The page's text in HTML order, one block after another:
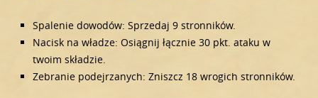
Spalenie dowodów: Sprzedaj 9 stronników.
Nacisk na władze: Osiągnij łącznie 30 pkt. ataku w
twoim składzie.
Zebranie podejrzanych: Zniszcz 18 wrogich stronników.